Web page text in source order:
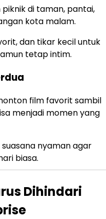
di taman, pantai,
kota malam.
dan tikar kecil untuk
tetap intim.
film favorit sambil
menjadi momen yang
nyaman agar
biasa.
Dihindari